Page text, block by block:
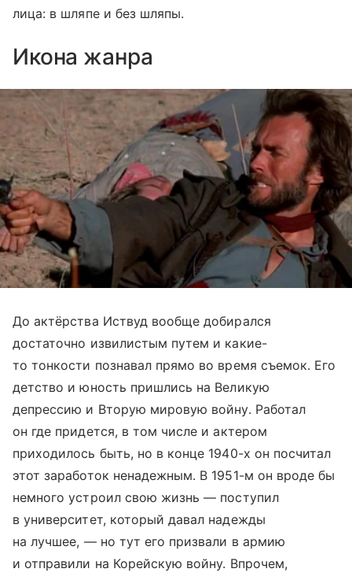
лица: в шляпе и без шляпы.
​Икона жанра
До актёрства Иствуд вообще добирался
достаточно извилистым путем и какие-
то тонкости познавал прямо во время съемок. Его
детство и юность пришлись на Великую
депрессию и Вторую мировую войну. Работал
он где придется, в том числе и актером
приходилось быть, но в конце 1940-х он посчитал
этот заработок ненадежным. В 1951-м он вроде бы
немного устроил свою жизнь — поступил
в университет, который давал надежды
на лучшее, — но тут его призвали в армию
и отправили на Корейскую войну. Впрочем,